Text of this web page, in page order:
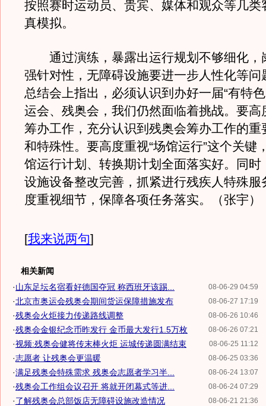
按照赛时运动员、贵宾、媒体和观众等几类
真模拟。
通过演练，暴露出运行规划不够细化，
强针对性，无障碍设施要进一步人性化等问
总结会上指出，必须认识到办好一届“有特
运会、残奥会，我们仍然面临着挑战。要高
筹办工作，充分认识到残奥会筹办工作的重
和特殊性。要高度重视“场馆运行”这个关键
馆运行计划、转换期计划全面落实好。同时
设施设备整改完善，抓紧进行残疾人特殊服
度重视细节，保障各项任务落实。（张
[我来说两句]
相关新闻
08-06-29 04:59
·山东足坛名宿看好德国夺冠 称西班牙该踢...
08-06-27 17:19
·北京市奥运会残奥会期间货运保障措施发布
08-06-26 10:46
·残奥会火炬接力传递路线调整
08-06-26 07:21
·残奥会金银纪念币昨发行 金币最大发行1.5万枚
08-06-25 11:12
·视频:残奥会健将传末棒火炬 运城传递圆满结束
08-06-25 03:36
·志愿者 让残奥会更温暖
08-06-24 13:07
·满足残奥会特殊需求 残奥会志愿者学习半...
08-06-24 07:29
·残奥会工作组会议召开 将就开闭幕式等进...
08-06-21 21:36
·了解残奥会总部饭店无障碍设施改造情况